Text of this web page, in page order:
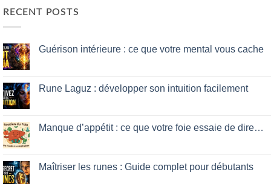
RECENT POSTS
Guérison intérieure : ce que votre mental vous cache
Guérison
intérieure
votre
mental
Rune Laguz : développer son intuition facilement
Rune
Laguz
intuition
facilement
Manque d’appétit : ce que votre foie essaie de dire…
Manque
d’appétit
Maîtriser les runes : Guide complet pour débutants